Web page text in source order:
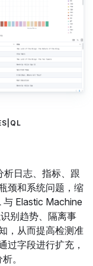
析日志、指标、跟
颈和系统问题，缩
Elastic Machine
别趋势、隔离事
，从而提高检测准
过字段进行扩充，
。